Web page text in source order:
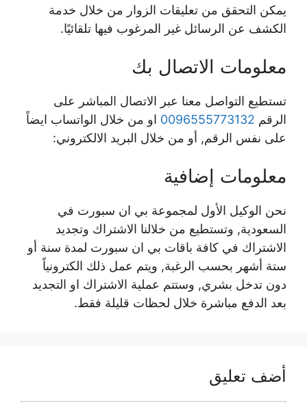
يمكن التحقق من تعليقات الزوار من خلال خدمة
الكشف عن الرسائل غير المرغوب فيها تلقائيًا.
معلومات الاتصال بك
تستطيع التواصل معنا عبر الاتصال المباشر على
الرقم 0096555773132 او من خلال الواتساب ايضاً
على نفس الرقم, أو من خلال البريد الالكتروني:
معلومات إضافية
نحن الوكيل الأول لمجموعة بي ان سبورت في
السعودية, وتستطيع من خلالنا الاشتراك وتجديد
الاشتراك في كافة باقات بي ان سبورت لمدة سنة أو
ستة أشهر بحسب الرغبة, ويتم عمل ذلك الكترونياً
دون تدخل بشري, وستتم عملية الاشتراك او التجديد
بعد الدفع مباشرة خلال لحظات قليلة فقط.
أضف تعليق